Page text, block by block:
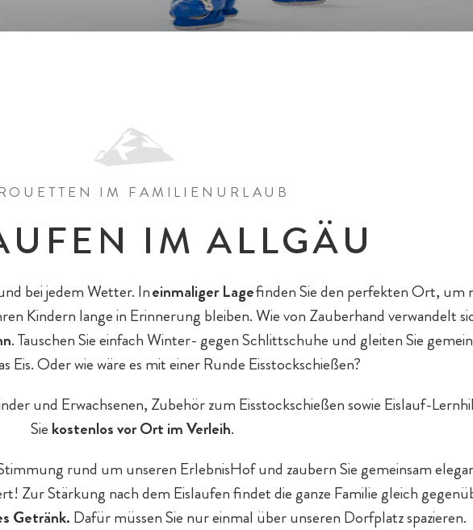
IM FAMILIENURLAUB
IM ALLGÄU
bei jedem Wetter. Ineinmaliger Lagefinden Sie den perfekten Ort, um
Kindern lange in Erinnerung bleiben. Wie von Zauberhand verwandelt
. Tauschen Sie einfach Winter- gegen Schlittschuhe und gleiten Sie
Eis. Oder wie wäre es mit einer Runde Eisstockschießen?
und Erwachsenen, Zubehör zum Eisstockschießen sowie Eislauf-
Sie kostenlos vor Ort im Verleih.
rund um unseren ErlebnisHof und zaubern Sie gemeinsam
Zur Stärkung nach dem Eislaufen findet die ganze Familie gleich
Getränk. Dafür müssen Sie nur einmal über unseren Dorfplatz spazieren.